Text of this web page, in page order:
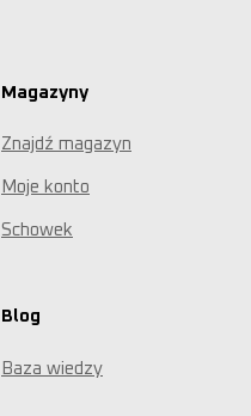
Magazyny
Znajdź magazyn
Moje konto
Schowek
Blog
Baza wiedzy